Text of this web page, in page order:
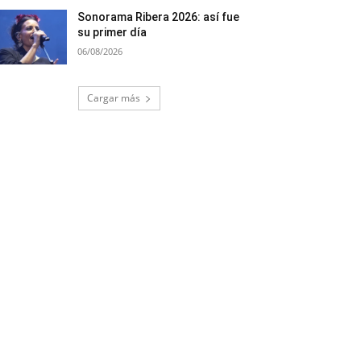
Sonorama Ribera 2026: así fue
su primer día
06/08/2026
Cargar más